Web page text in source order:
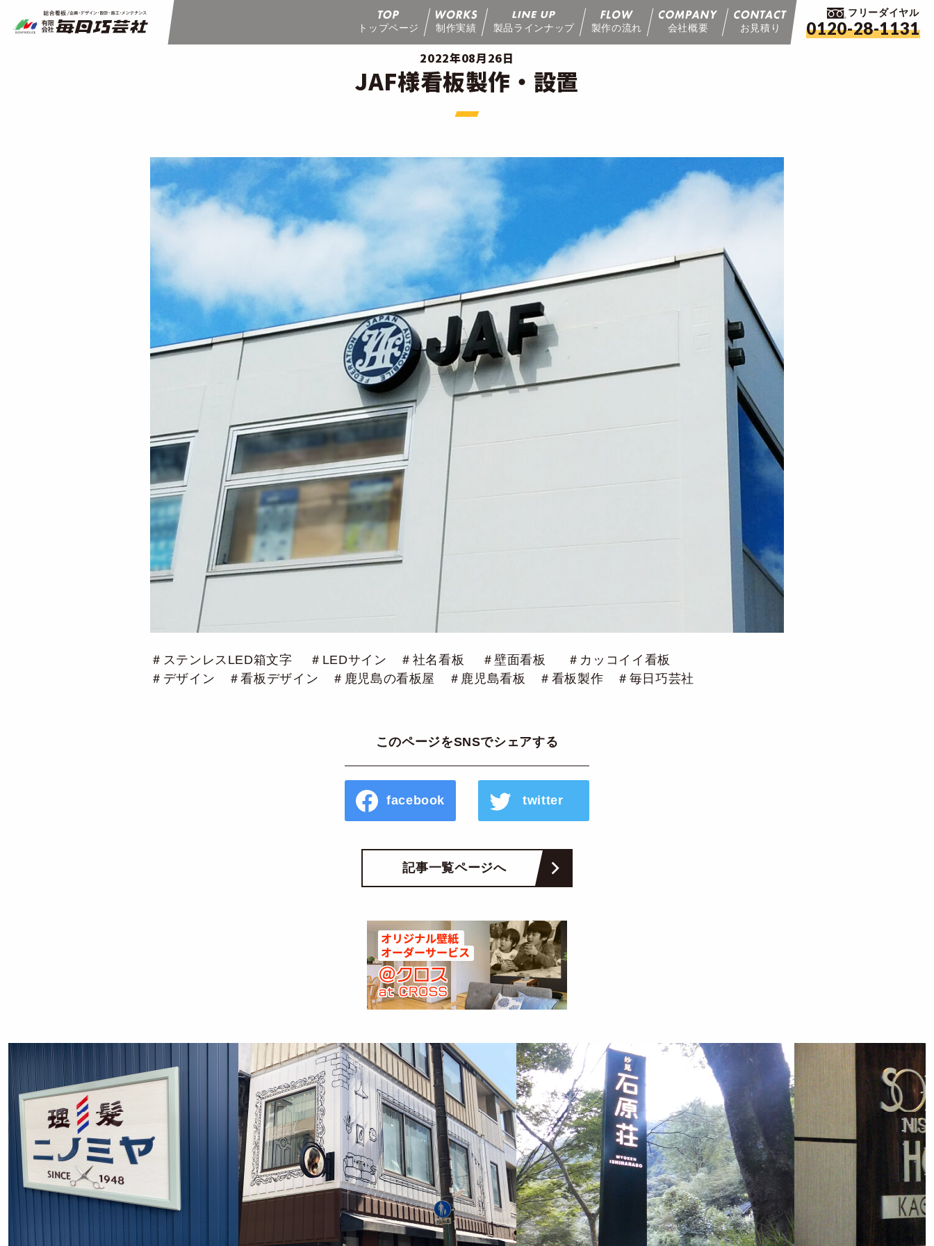
トップページ 制作実績 製品ラインナップ 製作の流れ 会社概要 お見積り
フリーダイヤル
0120-28-1131
2022年08月26日
JAF様看板製作・設置
＃ステンレスLED箱文字 ＃LEDサイン ＃社名看板 ＃壁面看板 ＃カッコイイ看板
＃デザイン ＃看板デザイン ＃鹿児島の看板屋 ＃鹿児島看板 ＃看板製作 ＃毎日巧芸社
このページをSNSでシェアする
facebook twitter
記事一覧ページへ